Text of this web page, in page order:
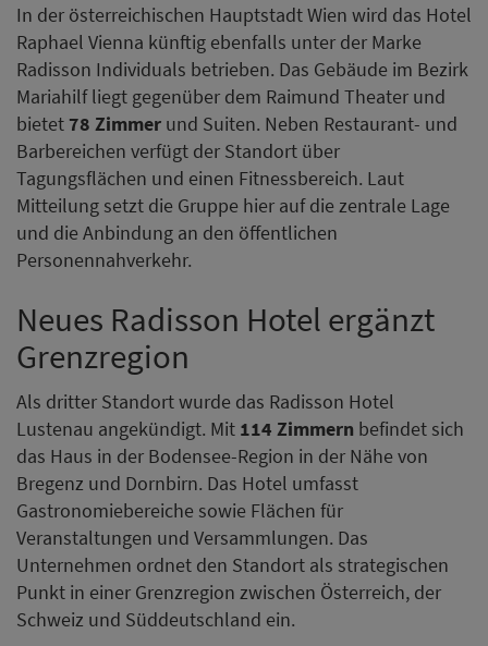
In der österreichischen Hauptstadt Wien wird das Hotel
Raphael Vienna künftig ebenfalls unter der Marke
Radisson Individuals betrieben. Das Gebäude im Bezirk
Mariahilf liegt gegenüber dem Raimund Theater und
bietet 78 Zimmer und Suiten. Neben Restaurant- und
Barbereichen verfügt der Standort über
Tagungsflächen und einen Fitnessbereich. Laut
Mitteilung setzt die Gruppe hier auf die zentrale Lage
und die Anbindung an den öffentlichen
Personennahverkehr.
Neues Radisson Hotel ergänzt
Grenzregion
Als dritter Standort wurde das Radisson Hotel
Lustenau angekündigt. Mit 114 Zimmern befindet sich
das Haus in der Bodensee-Region in der Nähe von
Bregenz und Dornbirn. Das Hotel umfasst
Gastronomiebereiche sowie Flächen für
Veranstaltungen und Versammlungen. Das
Unternehmen ordnet den Standort als strategischen
Punkt in einer Grenzregion zwischen Österreich, der
Schweiz und Süddeutschland ein.